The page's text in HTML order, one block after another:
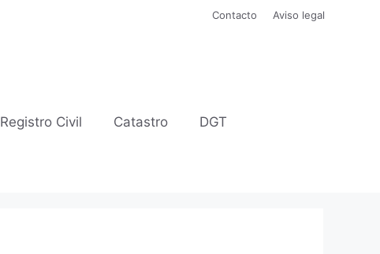
Contacto Aviso legal
Registro Civil Catastro DGT